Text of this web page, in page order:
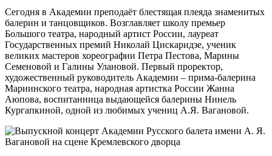
Сегодня в Академии преподаёт блестящая плеяда знаменитых
балерин и танцовщиков. Возглавляет школу премьер
Большого театра, народный артист России, лауреат
Государственных премий Николай Цискаридзе, ученик
великих мастеров хореографии Петра Пестова, Марины
Семеновой и Галины Улановой. Первый проректор,
художественный руководитель Академии – прима-балерина
Мариинского театра, народная артистка России Жанна
Аюпова, воспитанница выдающейся балерины Нинель
Кургапкиной, одной из любимых учениц А.Я. Вагановой.